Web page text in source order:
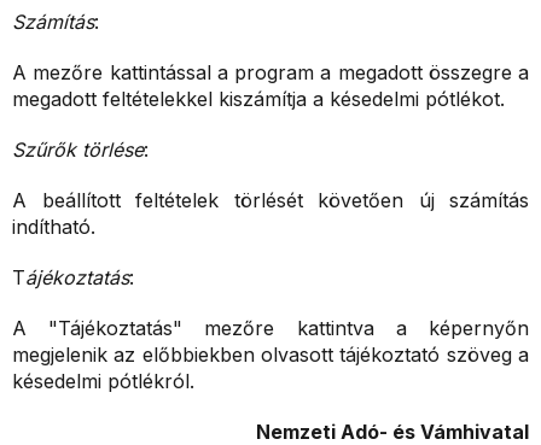
Számítás:
A mezőre kattintással a program a megadott összegre a
megadott feltételekkel kiszámítja a késedelmi pótlékot.
Szűrők törlése:
A beállított feltételek törlését követően új számítás
indítható.
Tájékoztatás:
A "Tájékoztatás" mezőre kattintva a képernyőn
megjelenik az előbbiekben olvasott tájékoztató szöveg a
késedelmi pótlékról.
Nemzeti Adó- és Vámhivatal